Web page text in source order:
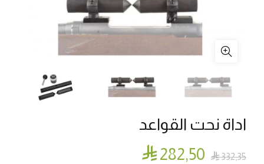
اداة نحت القواعد
 332٫35  282٫50